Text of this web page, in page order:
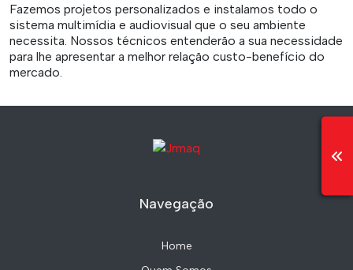
Fazemos projetos personalizados e instalamos todo o
sistema multimídia e audiovisual que o seu ambiente
necessita. Nossos técnicos entenderão a sua necessidade
para lhe apresentar a melhor relação custo-benefício do
mercado.
Navegação
Home